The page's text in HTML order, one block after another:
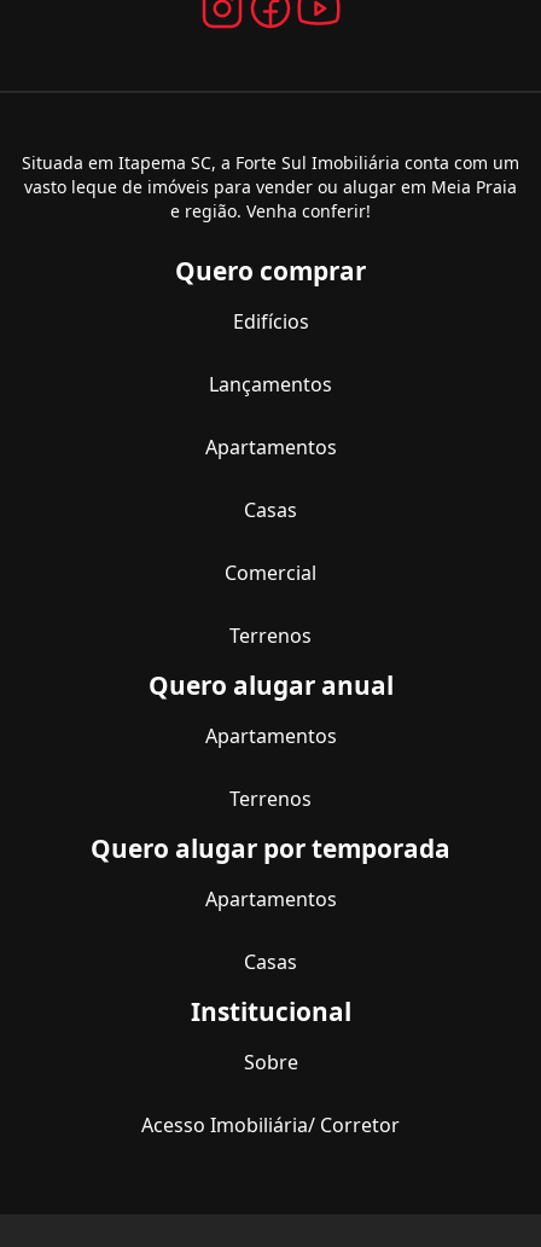
Situada em Itapema SC, a Forte Sul Imobiliária conta com um
vasto leque de imóveis para vender ou alugar em Meia Praia
e região. Venha conferir!
Quero comprar
Edifícios
Lançamentos
Apartamentos
Casas
Comercial
Terrenos
Quero alugar anual
Apartamentos
Terrenos
Quero alugar por temporada
Apartamentos
Casas
Institucional
Sobre
Acesso Imobiliária/ Corretor